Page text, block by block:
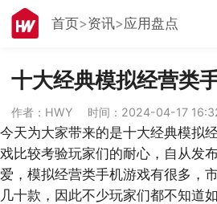
首页 资讯 应用盘点
十大经典模拟经营类
作者：HWY 时间：2024-04-17
今天为大家带来的是十大经典模拟
戏比较考验玩家们的耐心，自从发
爱，模拟经营类手机游戏有很多，
几十款，因此不少玩家们都不知道